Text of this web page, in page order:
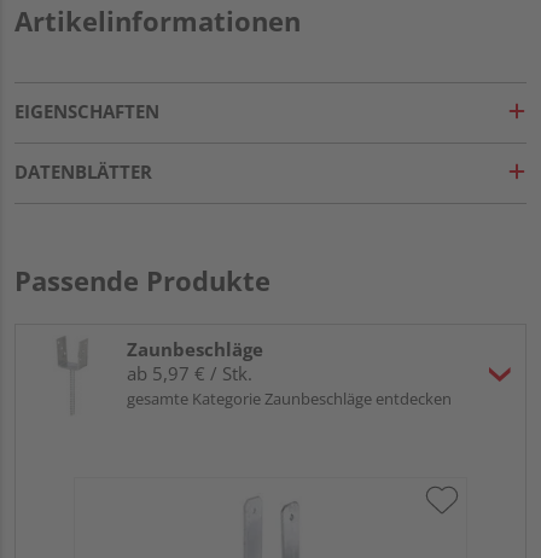
Artikelinformationen
EIGENSCHAFTEN
DATENBLÄTTER
Passende Produkte
Zaunbeschläge
ab 5,97 € / Stk.
gesamte Kategorie Zaunbeschläge entdecken